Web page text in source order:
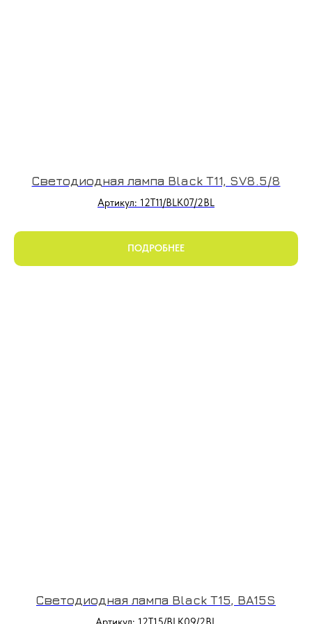
Светодиодная лампа Black T11, SV8.5/8
Артикул: 12T11/BLK07/2BL
ПОДРОБНЕЕ
Светодиодная лампа Black T15, BA15S